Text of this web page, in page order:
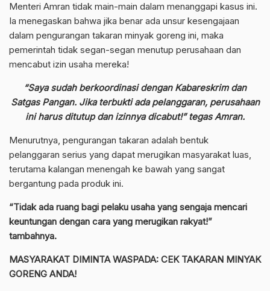
Menteri Amran tidak main-main dalam menanggapi kasus ini.
Ia menegaskan bahwa jika benar ada unsur kesengajaan
dalam pengurangan takaran minyak goreng ini, maka
pemerintah tidak segan-segan menutup perusahaan dan
mencabut izin usaha mereka!
“Saya sudah berkoordinasi dengan Kabareskrim dan
Satgas Pangan. Jika terbukti ada pelanggaran, perusahaan
ini harus ditutup dan izinnya dicabut!” tegas Amran.
Menurutnya, pengurangan takaran adalah bentuk
pelanggaran serius yang dapat merugikan masyarakat luas,
terutama kalangan menengah ke bawah yang sangat
bergantung pada produk ini.
“Tidak ada ruang bagi pelaku usaha yang sengaja mencari
keuntungan dengan cara yang merugikan rakyat!”
tambahnya.
MASYARAKAT DIMINTA WASPADA: CEK TAKARAN MINYAK
GORENG ANDA!